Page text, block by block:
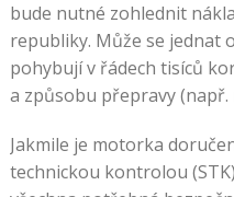
bude nutné zohlednit
republiky. Může se jednat
pohybují v řádech tisíců
a způsobu přepravy
Jakmile je motorka
technickou kontrolou